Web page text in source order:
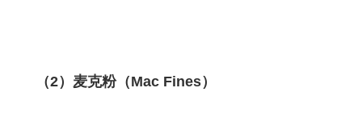
（2）麦克粉（Mac Fines）